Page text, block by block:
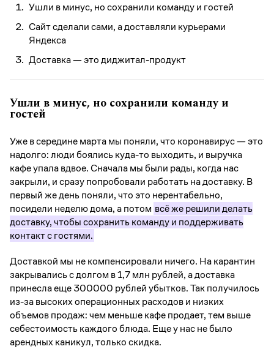
Ушли в минус, но сохранили команду и гостей
Сайт сделали сами, а доставляли курьерами
Яндекса
Доставка — это диджитал-продукт
Ушли в минус, но сохранили команду и
гостей
Уже в середине марта мы поняли, что коронавирус — это
надолго: люди боялись куда-то выходить, и выручка
кафе упала вдвое. Сначала мы были рады, когда нас
закрыли, и сразу попробовали работать на доставку. В
первый же день поняли, что это нерентабельно,
посидели неделю дома, а потом всё же решили делать
доставку, чтобы сохранить команду и поддерживать
контакт с гостями.
Доставкой мы не компенсировали ничего. На карантин
закрывались с долгом в 1,7 млн рублей, а доставка
принесла еще 300000 рублей убытков. Так получилось
из-за высоких операционных расходов и низких
объемов продаж: чем меньше кафе продает, тем выше
себестоимость каждого блюда. Еще у нас не было
арендных каникул, только скидка.